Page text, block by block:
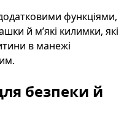
функціями,
й м’які килимки, які
в манежі
безпеки й